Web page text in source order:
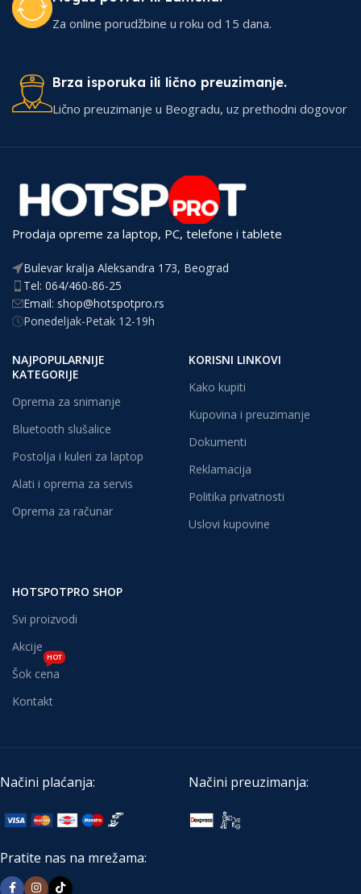
Za online porudžbine u roku od 15 dana.
Brza isporuka ili lično preuzimanje.
Lično preuzimanje u Beogradu, uz prethodni dogovor
Prodaja opreme za laptop, PC, telefone i tablete
Bulevar kralja Aleksandra 173, Beograd
Tel: 064/460-86-25
Email: shop@hotspotpro.rs
Ponedeljak-Petak 12-19h
NAJPOPULARNIJE
KATEGORIJE
Oprema za snimanje
Bluetooth slušalice
Postolja i kuleri za laptop
Alati i oprema za servis
Oprema za računar
KORISNI LINKOVI
Kako kupiti
Kupovina i preuzimanje
Dokumenti
Reklamacija
Politika privatnosti
Uslovi kupovine
HOTSPOTPRO SHOP
Svi proizvodi
Akcije
Šok cena
HOT
Kontakt
Načini plaćanja: Načini preuzimanja:
Pratite nas na mrežama: